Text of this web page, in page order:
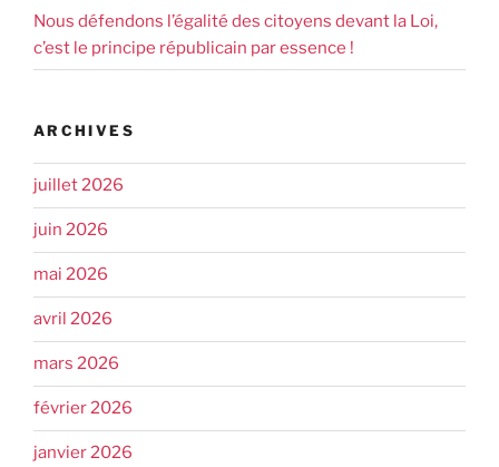
Nous défendons l’égalité des citoyens devant la Loi,
c’est le principe républicain par essence !
ARCHIVES
juillet 2026
juin 2026
mai 2026
avril 2026
mars 2026
février 2026
janvier 2026